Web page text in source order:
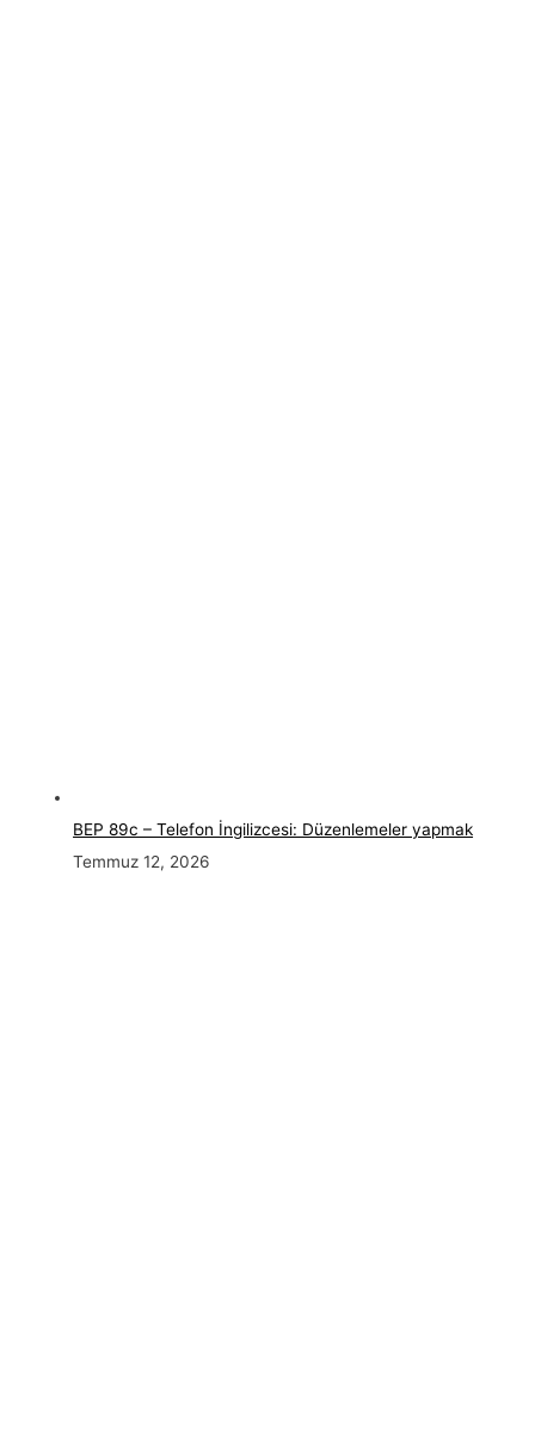
BEP 89c – Telefon İngilizcesi: Düzenlemeler yapmak
Temmuz 12, 2026